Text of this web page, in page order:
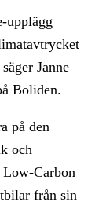
Janne
Boliden.
på den
och
Low-Carbon
från sin